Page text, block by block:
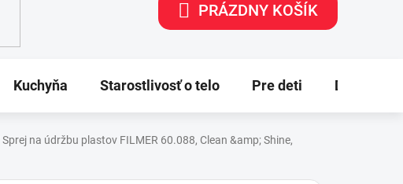
NÁKUPNÝ
PRÁZDNY KOŠÍK
Kuchyňa Starostlivosť o telo Pre deti Dekorácie
Sprej na údržbu plastov FILMER 60.088, Clean &amp; Shine,